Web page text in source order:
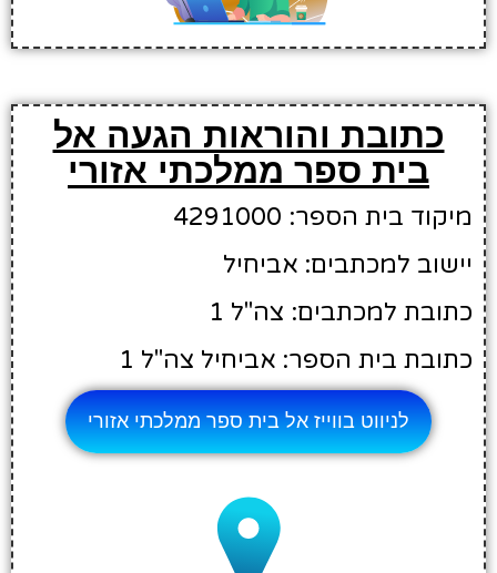
כתובת והוראות הגעה אל
בית ספר ממלכתי אזורי
מיקוד בית הספר: 4291000
יישוב למכתבים: אביחיל
כתובת למכתבים: צה"ל 1
כתובת בית הספר: אביחיל צה"ל 1
לניווט בווייז אל בית ספר ממלכתי אזורי